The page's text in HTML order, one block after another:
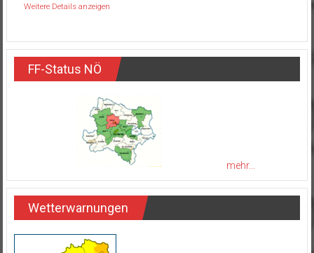
Weitere Details anzeigen
FF-Status NÖ
mehr...
Wetterwarnungen